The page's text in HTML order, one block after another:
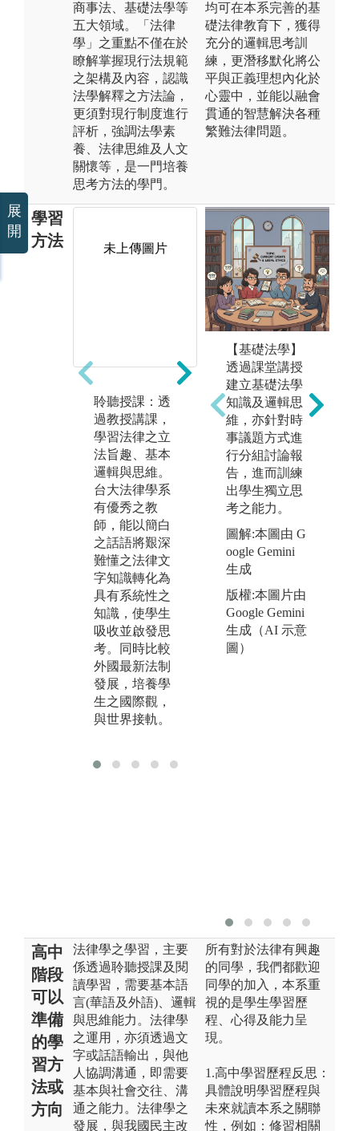
商事法、基礎法學等
五大領域。「法律
學」之重點不僅在於
瞭解掌握現行法規範
之架構及內容，認識
法學解釋之方法論，
更須對現行制度進行
評析，強調法學素
養、法律思維及人文
關懷等，是一門培養
思考方法的學門。
均可在本系完善的基
礎法律教育下，獲得
充分的邏輯思考訓
練，更潛移默化將公
平與正義理想內化於
心靈中，並能以融會
貫通的智慧解決各種
繁難法律問題。
學習
方法
未上傳圖片
聆聽授課：透
過教授講課，
學習法律之立
法旨趣、基本
邏輯與思維。
台大法律學系
有優秀之教
師，能以簡白
之話語將艱深
難懂之法律文
字知識轉化為
具有系統性之
知識，使學生
吸收並啟發思
考。同時比較
外國最新法制
發展，培養學
生之國際觀，
與世界接軌。
未上傳圖片
閱讀教材：閱
讀學者著作，
學習我國法律
規範與其內
涵。補充授課
時無法詳細說
明之內容，並
引導同學自主
學習及思考。
【基礎法學】
透過課堂講授
建立基礎法學
知識及邏輯思
維，亦針對時
事議題方式進
行分組討論報
告，進而訓練
出學生獨立思
考之能力。
圖解:本圖由 G
oogle Gemini
生成
版權:本圖片由
Google Gemini
生成（AI 示意
圖）
高中
階段
可以
準備
的學
習方
法或
方向
法律學之學習，主要
係透過聆聽授課及閱
讀學習，需要基本語
言(華語及外語)、邏輯
與思維能力。法律學
之運用，亦須透過文
字或話語輸出，與他
人協調溝通，即需要
基本與社會交往、溝
通之能力。法律學之
發展，與我國民主改
所有對於法律有興趣
的同學，我們都歡迎
同學的加入，本系重
視的是學生學習歷
程、心得及能力呈
現。
1.高中學習歷程反思：
具體說明學習歷程與
未來就讀本系之關聯
性，例如：修習相關
展
開